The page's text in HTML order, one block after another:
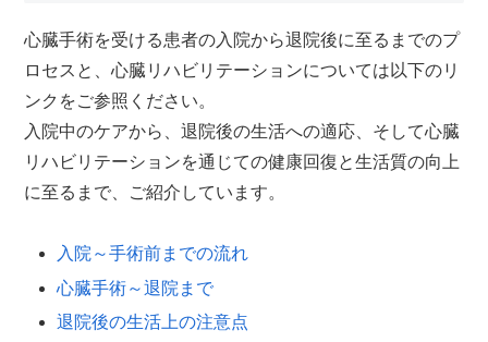
心臓手術を受ける患者の入院から退院後に至るまでのプ
ロセスと、心臓リハビリテーションについては以下のリ
ンクをご参照ください。
入院中のケアから、退院後の生活への適応、そして心臓
リハビリテーションを通じての健康回復と生活質の向上
に至るまで、ご紹介しています。
入院～手術前までの流れ
心臓手術～退院まで
退院後の生活上の注意点